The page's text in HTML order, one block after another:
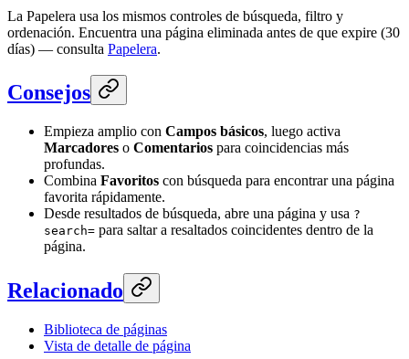
La Papelera usa los mismos controles de búsqueda, filtro y
ordenación. Encuentra una página eliminada antes de que expire (30
días) — consulta Papelera.
Consejos
Empieza amplio con Campos básicos, luego activa
Marcadores o Comentarios para coincidencias más
profundas.
Combina Favoritos con búsqueda para encontrar una página
favorita rápidamente.
Desde resultados de búsqueda, abre una página y usa ?
search= para saltar a resaltados coincidentes dentro de la
página.
Relacionado
Biblioteca de páginas
Vista de detalle de página